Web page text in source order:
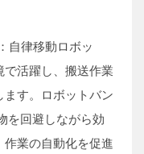
自律移動ロボッ
で活躍し、搬送作業
す。ロボットバン
を回避しながら効
業の自動化を促進